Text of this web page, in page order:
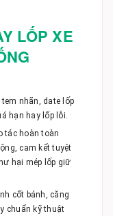
LỐP XE
nhãn, date lốp
hạn hay lốp lỗi.
tác hoàn toàn
cam kết tuyệt
hại mép lốp giữ
cốt bánh, căng
chuẩn kỹ thuật